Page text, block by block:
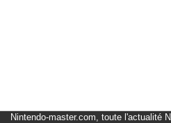
Nintendo-master.com, toute l'actualité